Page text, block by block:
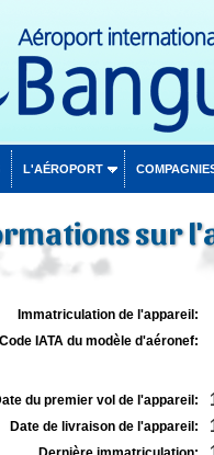
L'AÉROPORT
sur
Immatriculation de l'appareil:
Code IATA du modèle d'aéronef:
du premier vol de l'appareil:
Date de livraison de l'appareil: